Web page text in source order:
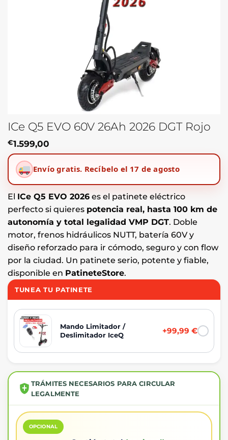
ICe Q5 EVO 60V 26Ah 2026 DGT Rojo
€1.599,00
Envío gratis. Recíbelo el 17 de agosto
El ICe Q5 EVO 2026 es el patinete eléctrico
perfecto si quieres potencia real, hasta 100 km de
autonomía y total legalidad VMP DGT. Doble
motor, frenos hidráulicos NUTT, batería 60V y
diseño reforzado para ir cómodo, seguro y con flow
por la ciudad. Un patinete serio, potente y fiable,
disponible en PatineteStore.
TUNEA TU PATINETE
Mando Limitador /
Deslimitador IceQ
+99,99 €
TRÁMITES NECESARIOS PARA CIRCULAR
LEGALMENTE
OPCIONAL